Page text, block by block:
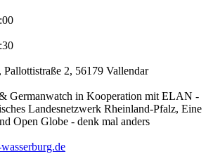
Pallottistraße 2, 56179 Vallendar
Germanwatch in Kooperation mit ELAN -
Landesnetzwerk Rheinland-Pfalz, Eine
Open Globe - denk mal anders